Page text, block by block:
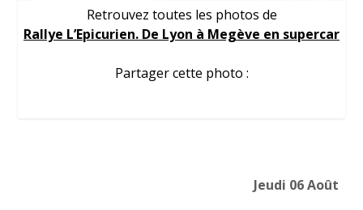
Retrouvez toutes les photos de
Rallye L’Epicurien. De Lyon à Megève en supercar
Partager cette photo :
Jeudi 06 Août